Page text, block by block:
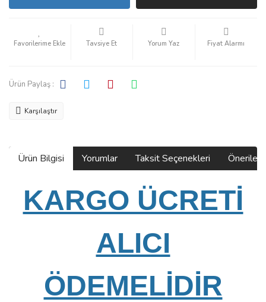
Tavsiye Et Yorum Yaz Fiyat Alarmı
Ürün Paylaş :
Karşılaştır
Ürün Bilgisi Yorumlar Taksit Seçenekleri
KARGO ÜCRETİ
ALICI
ÖDEMELİDİR